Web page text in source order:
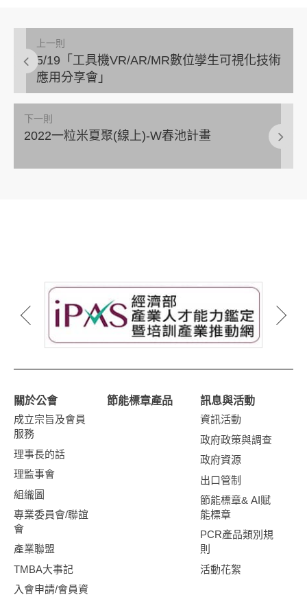
上一則
5/19「工具機VR/AR/MR數位孿生可視化技術
應用分享會」
下一則
2022一粒米夏聚(線上)-W春池計畫
關於公會
成立宗旨及會員
服務
理事長的話
理監事會
組織圖
專業委員會/聯誼
會
產業聯盟
TMBA大事記
入會申請/會員資
節能標章產品
訊息與活動
資訊活動
政府政策與調查
政府資源
出口管制
節能標章& AI賦
能標章
PCR產品類別規
則
活動花絮